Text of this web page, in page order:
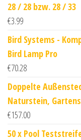
28 / 28 bzw. 28 / 33
€3.99
Bird Systems -
Bird Lamp Pro
€70.28
Doppelte
Naturstein,
€157.00
50 x Pool